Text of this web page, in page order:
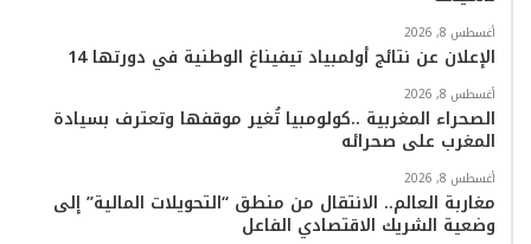
أغسطس 8, 2026
الإعلان عن نتائج أولمبياد تيفيناغ الوطنية في دورتها 14
أغسطس 8, 2026
الصحراء المغربية ..كولومبيا تُغير موقفها وتعترف بسيادة
المغرب على صحرائه
أغسطس 8, 2026
مغاربة العالم.. الانتقال من منطق “التحويلات المالية” إلى
وضعية الشريك الاقتصادي الفاعل